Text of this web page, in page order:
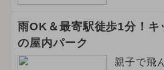
雨OK＆最寄駅徒歩1分！キ
の屋内パーク
親子で飛